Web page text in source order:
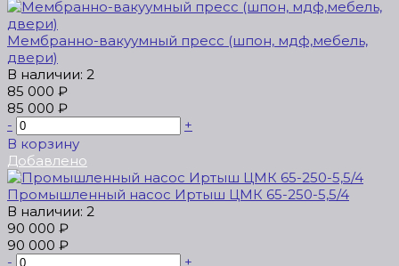
Мeмбрaнно-вакуумный пресс (шпон, мдф,мебель,
двери)
В наличии: 2
85 000 ₽
85 000 ₽
-
+
В корзину
Добавлено
Промышленный насос Иртыш ЦМК 65-250-5,5/4
В наличии: 2
90 000 ₽
90 000 ₽
-
+